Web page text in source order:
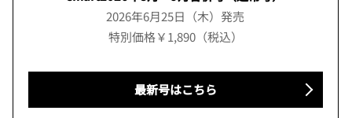
2026年6月25日（木）発売
特別価格￥1,890（税込）
最新号はこちら